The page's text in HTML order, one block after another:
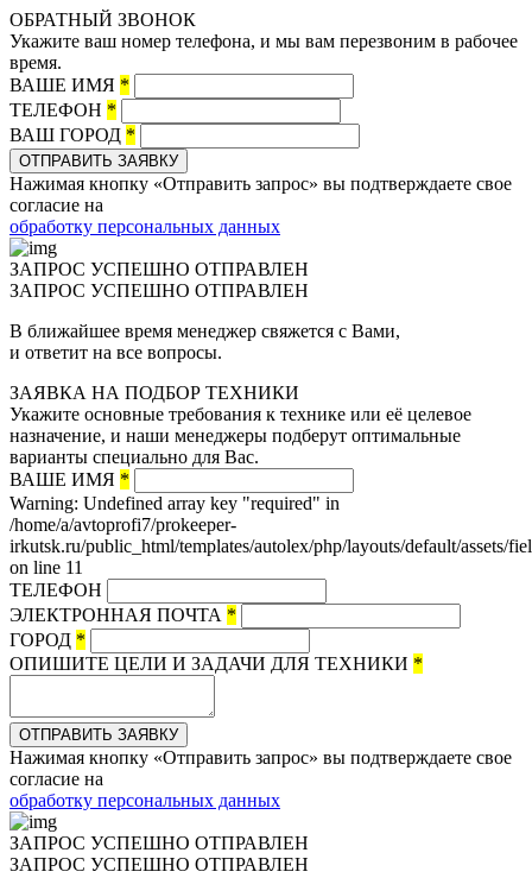
ОБРАТНЫЙ ЗВОНОК
Укажите ваш номер телефона, и мы вам перезвоним в рабочее
время.
ВАШЕ ИМЯ *
ТЕЛЕФОН *
ВАШ ГОРОД *
ОТПРАВИТЬ ЗАЯВКУ
Нажимая кнопку «Отправить запрос» вы подтверждаете свое
согласие на
обработку персональных данных
ЗАПРОС УСПЕШНО ОТПРАВЛЕН
ЗАПРОС УСПЕШНО ОТПРАВЛЕН
В ближайшее время менеджер свяжется с Вами,
и ответит на все вопросы.
ЗАЯВКА НА ПОДБОР ТЕХНИКИ
Укажите основные требования к технике или её целевое
назначение, и наши менеджеры подберут оптимальные
варианты специально для Вас.
ВАШЕ ИМЯ *
Warning: Undefined array key "required" in
/home/a/avtoprofi7/prokeeper-
irkutsk.ru/public_html/templates/autolex/php/layouts/default/assets/
on line 11
ТЕЛЕФОН
ЭЛЕКТРОННАЯ ПОЧТА *
ГОРОД *
ОПИШИТЕ ЦЕЛИ И ЗАДАЧИ ДЛЯ ТЕХНИКИ *
ОТПРАВИТЬ ЗАЯВКУ
Нажимая кнопку «Отправить запрос» вы подтверждаете свое
согласие на
обработку персональных данных
ЗАПРОС УСПЕШНО ОТПРАВЛЕН
ЗАПРОС УСПЕШНО ОТПРАВЛЕН